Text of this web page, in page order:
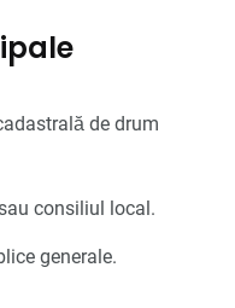
de drum
consiliul local.
generale.